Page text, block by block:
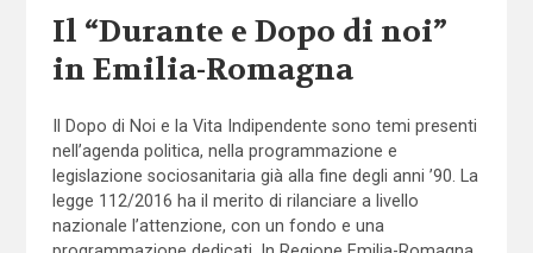
Il “Durante e Dopo di noi”
in Emilia-Romagna
Il Dopo di Noi e la Vita Indipendente sono temi presenti
nell’agenda politica, nella programmazione e
legislazione sociosanitaria già alla fine degli anni ’90. La
legge 112/2016 ha il merito di rilanciare a livello
nazionale l’attenzione, con un fondo e una